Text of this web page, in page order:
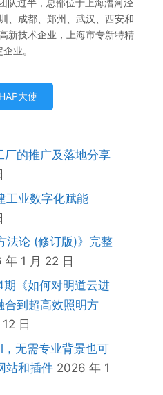
队过半，总部位于上海漕河泾
、成都、郑州、武汉、西安和
新技术企业，上海市专新特精
业。
大使
厂的推广及落地分享
工业数字化赋能
法论 (修订版)》完整
年 1 月 22 日
《如何对明道云进
合到超高效照明方
日
无需专业背景也可
站和插件2026 年 1